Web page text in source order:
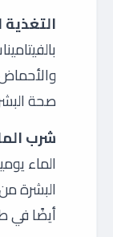
صحة
شرب
البشرة
أيضًا في